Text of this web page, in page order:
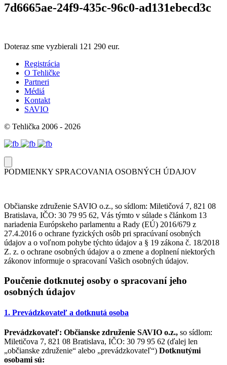
7d6665ae-24f9-435c-96c0-ad131ebecd3c
Doteraz sme vyzbierali 121 290 eur.
Registrácia
O Tehličke
Partneri
Médiá
Kontakt
SAVIO
© Tehlička 2006 - 2026
PODMIENKY SPRACOVANIA OSOBNÝCH ÚDAJOV
Občianske združenie SAVIO o.z., so sídlom: Miletičová 7, 821 08
Bratislava, IČO: 30 79 95 62, Vás týmto v súlade s článkom 13
nariadenia Európskeho parlamentu a Rady (EÚ) 2016/679 z
27.4.2016 o ochrane fyzických osôb pri spracúvaní osobných
údajov a o voľnom pohybe týchto údajov a § 19 zákona č. 18/2018
Z. z. o ochrane osobných údajov a o zmene a doplnení niektorých
zákonov informuje o spracovaní Vašich osobných údajov.
Poučenie dotknutej osoby o spracovaní jeho
osobných údajov
1. Prevádzkovateľ a dotknutá osoba
Prevádzkovateľ: Občianske združenie SAVIO o.z., so sídlom:
Miletičova 7, 821 08 Bratislava, IČO: 30 79 95 62 (ďalej len
„občianske združenie“ alebo „prevádzkovateľ“) Dotknutými
osobami sú: